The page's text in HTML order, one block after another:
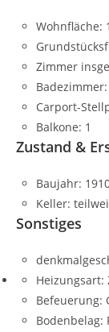
Wohnfläche:
Zimmer
Badezimmer:
Carport-
Balkone: 1
Zustand &
Baujahr:
Keller:
Sonstiges
Heizungsart:
Befeuerung:
Bodenbelag: